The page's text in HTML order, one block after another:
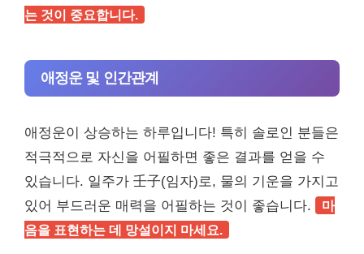
는 것이 중요합니다.
애정운 및 인간관계
애정운이 상승하는 하루입니다! 특히 솔로인 분들은
적극적으로 자신을 어필하면 좋은 결과를 얻을 수
있습니다. 일주가 壬子(임자)로, 물의 기운을 가지고
있어 부드러운 매력을 어필하는 것이 좋습니다.
마
음을 표현하는 데 망설이지 마세요.